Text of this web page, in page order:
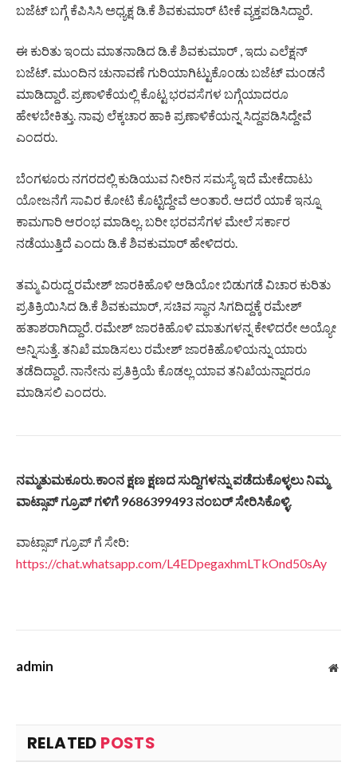
ಬಜೆಟ್ ಬಗ್ಗೆ ಕೆಪಿಸಿಸಿ ಅಧ್ಯಕ್ಷ ಡಿ.ಕೆ ಶಿವಕುಮಾರ್ ಟೀಕೆ ವ್ಯಕ್ತಪಡಿಸಿದ್ದಾರೆ.
ಈ ಕುರಿತು ಇಂದು ಮಾತನಾಡಿದ ಡಿ.ಕೆ ಶಿವಕುಮಾರ್ , ಇದು ಎಲೆಕ್ಷನ್
ಬಜೆಟ್. ಮುಂದಿನ ಚುನಾವಣೆ ಗುರಿಯಾಗಿಟ್ಟುಕೊಂಡು ಬಜೆಟ್ ಮಂಡನೆ
ಮಾಡಿದ್ದಾರೆ. ಪ್ರಣಾಳಿಕೆಯಲ್ಲಿ ಕೊಟ್ಟ ಭರವಸೆಗಳ ಬಗ್ಗೆಯಾದರೂ
ಹೇಳಬೇಕಿತ್ತು. ನಾವು ಲೆಕ್ಕಚಾರ ಹಾಕಿ ಪ್ರಣಾಳಿಕೆಯನ್ನ ಸಿದ್ದಪಡಿಸಿದ್ದೇವೆ
ಎಂದರು.
ಬೆಂಗಳೂರು ನಗರದಲ್ಲಿ ಕುಡಿಯುವ ನೀರಿನ ಸಮಸ್ಯೆ ಇದೆ ಮೇಕೆದಾಟು
ಯೋಜನೆಗೆ ಸಾವಿರ ಕೋಟಿ ಕೊಟ್ಟಿದ್ದೇವೆ ಅಂತಾರೆ. ಆದರೆ ಯಾಕೆ ಇನ್ನೂ
ಕಾಮಗಾರಿ ಆರಂಭ ಮಾಡಿಲ್ಲ. ಬರೀ ಭರವಸೆಗಳ ಮೇಲೆ ಸರ್ಕಾರ
ನಡೆಯುತ್ತಿದೆ ಎಂದು ಡಿ.ಕೆ ಶಿವಕುಮಾರ್ ಹೇಳಿದರು.
ತಮ್ಮ ವಿರುದ್ದ ರಮೇಶ್ ಜಾರಕಿಹೊಳಿ ಆಡಿಯೋ ಬಿಡುಗಡೆ ವಿಚಾರ ಕುರಿತು
ಪ್ರತಿಕ್ರಿಯಿಸಿದ ಡಿ.ಕೆ ಶಿವಕುಮಾರ್, ಸಚಿವ ಸ್ಥಾನ ಸಿಗದಿದ್ದಕ್ಕೆ ರಮೇಶ್
ಹತಾಶರಾಗಿದ್ದಾರೆ. ರಮೇಶ್ ಜಾರಕಿಹೊಳಿ ಮಾತುಗಳನ್ನ ಕೇಳಿದರೇ ಅಯ್ಯೋ
ಅನ್ನಿಸುತ್ತೆ. ತನಿಖೆ ಮಾಡಿಸಲು ರಮೇಶ್ ಜಾರಕಿಹೊಳಿಯನ್ನು ಯಾರು
ತಡೆದಿದ್ದಾರೆ. ನಾನೇನು ಪ್ರತಿಕ್ರಿಯೆ ಕೊಡಲ್ಲ ಯಾವ ತನಿಖೆಯನ್ನಾದರೂ
ಮಾಡಿಸಲಿ ಎಂದರು.
ನಮ್ಮತುಮಕೂರು.ಕಾಂನ ಕ್ಷಣ ಕ್ಷಣದ ಸುದ್ದಿಗಳನ್ನು ಪಡೆದುಕೊಳ್ಳಲು ನಿಮ್ಮ
ವಾಟ್ಸಾಪ್ ಗ್ರೂಪ್ ಗಳಿಗೆ 9686399493 ನಂಬರ್ ಸೇರಿಸಿಕೊಳ್ಳಿ.
ವಾಟ್ಸಾಪ್ ಗ್ರೂಪ್ ಗೆ ಸೇರಿ:
https://chat.whatsapp.com/L4EDpegaxhmLTkOnd50sAy
admin
RELATED POSTS